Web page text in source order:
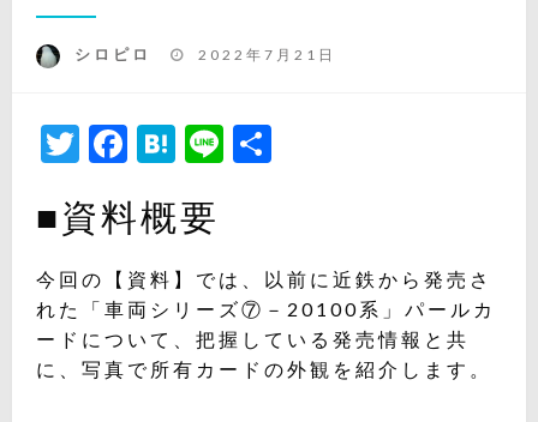
シロピロ
投
2022年7月21日
Twitter
Facebook
Hatena
Line
■資料概要
今回の【資料】では、以前に近鉄から発売さ
れた「車両シリーズ⑦－20100系」パールカ
ードについて、把握している発売情報と共
に、写真で所有カードの外観を紹介します。